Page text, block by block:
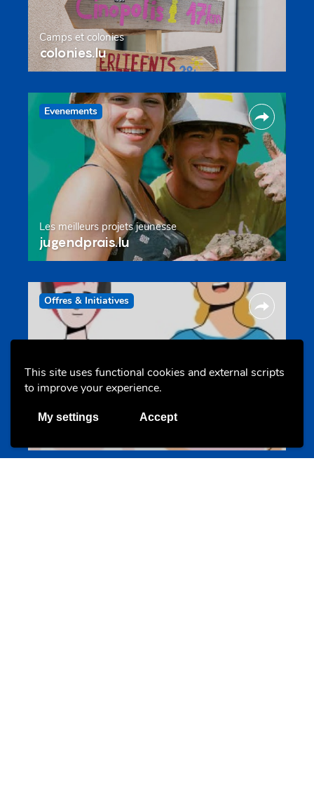
This site uses functional cookies and external scripts
to improve your experience.
My settings Accept
Camps et colonies
colonies.lu
Evenements
Les meilleurs projets jeunesse
jugendprais.lu
Offres & Initiatives
Un projet de jeunes pour jeunes